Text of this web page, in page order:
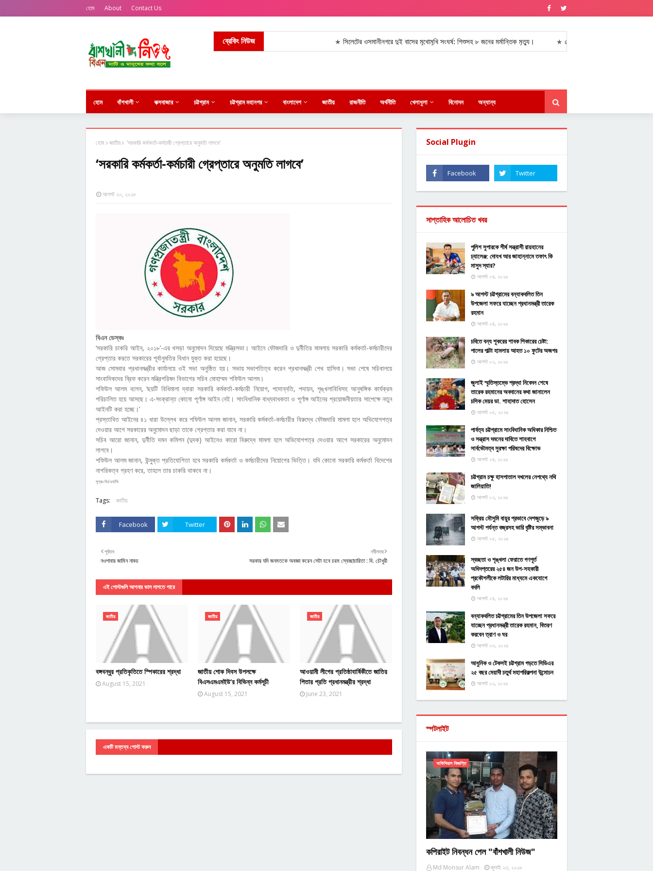
হোম About Contact Us
ব্রেকিং নিউজ সিলেটের ওসমানীনগরে দুই বাসের মুখোমুখি সংঘর্ষ: শিশুসহ ৮ জনের মর্মান্তিক মৃত্যু। ৫ আগস্টের নেপথ্য ঘটনা ও সেনাপ্রধানের
হোম বাঁশখালী কক্সবাজার চট্টগ্রাম চট্টগ্রাম মহানগর বাংলাদেশ জাতীয় রাজনীতি অর্থনীতি খেলাধুলা বিনোদন অন্যান্য
হোম জাতীয় ‘সরকারি কর্মকর্তা-কর্মচারী গ্রেপ্তারে অনুমতি লাগবে’
‘সরকারি কর্মকর্তা-কর্মচারী গ্রেপ্তারে অনুমতি লাগবে’
আগস্ট ২০, ২০১৮
বিএন ডেস্কঃ
‘সরকারি চাকরি আইন, ২০১৮’-এর খসড়া অনুমোদন দিয়েছে মন্ত্রিসভা। আইনে ফৌজদারি ও দুর্নীতির মামলায় সরকারি কর্মকর্তা-কর্মচারীদের
গ্রেপ্তার করতে সরকারের পূর্বানুমতির বিধান যুক্ত করা হয়েছে।
আজ সোমবার প্রধানমন্ত্রীর কার্যালয়ে ওই সভা অনুষ্ঠিত হয়। সভায় সভাপতিত্ব করেন প্রধানমন্ত্রী শেখ হাসিনা। সভা শেষে সচিবালয়ে
সাংবাদিকদের ব্রিফ করেন মন্ত্রিপরিষদ বিভাগের সচিব মোহাম্মদ শফিউল আলম।
শফিউল আলম বলেন, ‘ছয়টি বিধিমালা দ্বারা সরকারি কর্মকর্তা-কর্মচারী নিয়োগ, পদোন্নতি, পদায়ন, শৃঙ্খলাবিধিসহ আনুষঙ্গিক কার্যক্রম
পরিচালিত হয়ে আসছে। এ-সংক্রান্ত কোনো পূর্ণাঙ্গ আইন নেই। সাংবিধানিক বাধ্যবাধকতা ও পূর্ণাঙ্গ আইনের প্রয়োজনীয়তার সাপেক্ষে নতুন
আইনটি করা হচ্ছে।’
প্রস্তাবিত আইনের ৪১ ধারা উল্লেখ করে শফিউল আলম জানান, সরকারি কর্মকর্তা-কর্মচারীর বিরুদ্ধে ফৌজদারি মামলা হলে অভিযোগপত্র
দেওয়ার আগে সরকারের অনুমোদন ছাড়া তাকে গ্রেপ্তার করা যাবে না।
সচিব আরো জানান, দুর্নীতি দমন কমিশন (দুদক) আইনেও কারো বিরুদ্ধে মামলা হলে অভিযোগপত্র দেওয়ার আগে সরকারের অনুমোদন
লাগবে।
শফিউল আলম জানান, উন্মুক্ত প্রতিযোগিতা হবে সরকারি কর্মকর্তা ও কর্মচারীদের নিয়োগের ভিত্তি। যদি কোনো সরকারি কর্মকর্তা বিদেশের
নাগরিকত্ব গ্রহণ করে, তাহলে তার চাকরি থাকবে না।
সূত্রঃ ডি/এন/ডি
Tags: জাতীয়
Facebook Twitter
নবীনতর
সরকার যদি জনমতকে অবজ্ঞা করেন সেটা হবে চরম স্বেচ্ছাচারিতা : বি. চৌধুরী
পূর্বতন
নওশাবার জামিন নাকচ
এই পোস্টগুলি আপনার ভাল লাগতে পারে
জাতীয়
বঙ্গবন্ধুর প্রতিকৃতিতে স্পিকারের শ্রদ্ধা
August 15, 2021
জাতীয়
জাতীয় শোক দিবস উপলক্ষে
বিএসএমএমইউ’র বিভিন্ন কর্মসূচী
August 15, 2021
জাতীয়
আওয়ামী লীগের প্রতিষ্ঠাবার্ষিকীতে জাতির
পিতার প্রতি প্রধানমন্ত্রীর শ্রদ্ধা
June 23, 2021
একটি মন্তব্য পোস্ট করুন
Social Plugin
সাপ্তাহিক আলোচিত খবর
পুলিশ সুপারকে শীর্ষ সন্ত্রাসী রায়হানের
চ্যালেঞ্জ: দোযখ আর জাহান্নামে তফাৎ কি
মাসুদ স্যার?
আগস্ট ০৪, ২০২৬
৯ আগস্ট চট্টগ্রামের বন্যাকবলিত তিন
উপজেলা সফরে যাচ্ছেন প্রধানমন্ত্রী তারেক
রহমান
আগস্ট ০৪, ২০২৬
চবিতে বন্য শূকরের শাবক শিকারের চেষ্টা:
পালের পাল্টা হামলায় আহত ১০ ফুটের অজগর
আগস্ট ০২, ২০২৬
জুলাই স্মৃতিস্তম্ভে শ্রদ্ধা নিবেদন শেষে
তারেক রহমানের অবদানের কথা জানালেন
চসিক মেয়র ডা. শাহাদাত হোসেন
আগস্ট ০৫, ২০২৬
পার্বত্য চট্টগ্রামে সাংবিধানিক অধিকার নিশ্চিত
ও সন্ত্রাস দমনের দাবিতে শাহবাগে
সার্বভৌমত্ব সুরক্ষা পরিষদের বিক্ষোভ
আগস্ট ০৪, ২০২৬
চট্টগ্রাম চক্ষু হাসপাতাল দখলের নেপথ্যে নথি
জালিয়াতি!
আগস্ট ০২, ২০২৬
সক্রিয় মৌসুমি বায়ুর প্রভাবে দেশজুড়ে ৯
আগস্ট পর্যন্ত বজ্রসহ ভারি বৃষ্টির সম্ভাবনা
আগস্ট ০৫, ২০২৬
স্বচ্ছতা ও শৃঙ্খলা ফেরাতে গণপূর্ত
অধিদপ্তরের ২৫৪ জন উপ-সহকারী
প্রকৌশলীকে লটারির মাধ্যমে একযোগে
বদলি
আগস্ট ০৪, ২০২৬
বন্যাকবলিত চট্টগ্রামের তিন উপজেলা সফরে
যাচ্ছেন প্রধানমন্ত্রী তারেক রহমান, বিতরণ
করবেন ত্রাণ ও ঘর
আগস্ট ০৩, ২০২৬
আধুনিক ও টেকসই চট্টগ্রাম গড়তে সিডিএর
২৫ বছর মেয়াদী চতুর্থ মহাপরিকল্পনা উন্মোচন
আগস্ট ০২, ২০২৬
স্পটলাইট
অফিসিয়াল বিজ্ঞপ্তি
কপিরাইট নিবন্ধন পেল "বাঁশখালী নিউজ"
Md Monsur Alam
জুলাই ২৩, ২০১৮